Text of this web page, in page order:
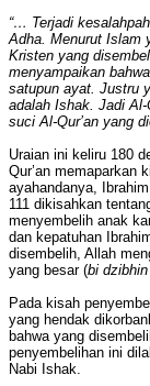
“… Terjadi
Adha. Menurut Islam
Kristen yang
menyampaikan
satupun ayat. Justru
adalah Ishak. Jadi Al-
suci Al-Qur’an yang
Uraian ini keliru 180
Qur’an memaparkan
ayahandanya,
111 dikisahkan
menyembelih anak
dan kepatuhan
disembelih, Allah
yang besar (bi dzibhin
Pada kisah
yang hendak
bahwa yang
penyembelihan ini
Nabi Ishak.